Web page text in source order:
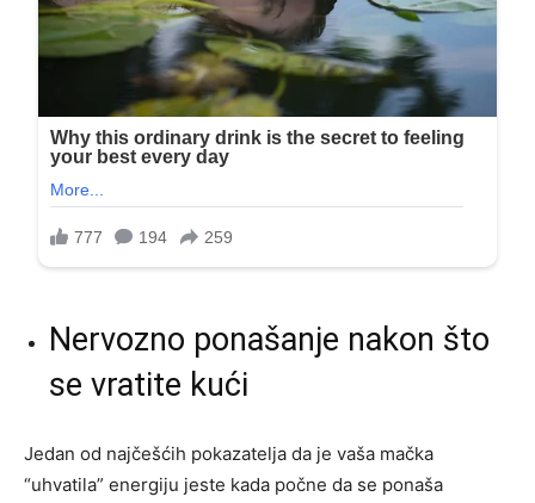
Nervozno ponašanje nakon što
se vratite kući
Jedan od najčešćih pokazatelja da je vaša mačka
“uhvatila” energiju jeste kada počne da se ponaša